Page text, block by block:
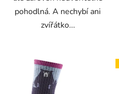
pohodlná. A nechybí ani
zvířátko...